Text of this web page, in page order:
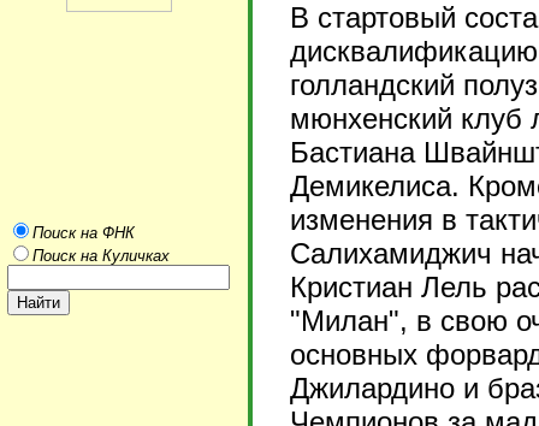
Поиск на ФНК
Поиск на Куличках
В стартовый
голландский
мюнхенский клуб
Бастиана
Демикелиса.
изменения в
Салихамиджич
Кристиан Лель
"Милан", в свою
основных
Джилардино и